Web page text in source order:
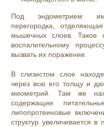
Под эндометрием
перегородка,
мышечных слоев. Такое
воспалительному
вызвать их поражение.
В слизистом слое
через всю его толщу и
миометрий. Там же
содержащие
липопротеиновые
структур увеличивается